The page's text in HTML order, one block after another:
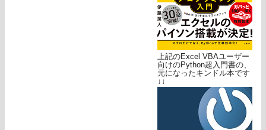
上記のExcel VBAユーザー
向けのPython超入門書の、
元になったキンドル本です
↓↓